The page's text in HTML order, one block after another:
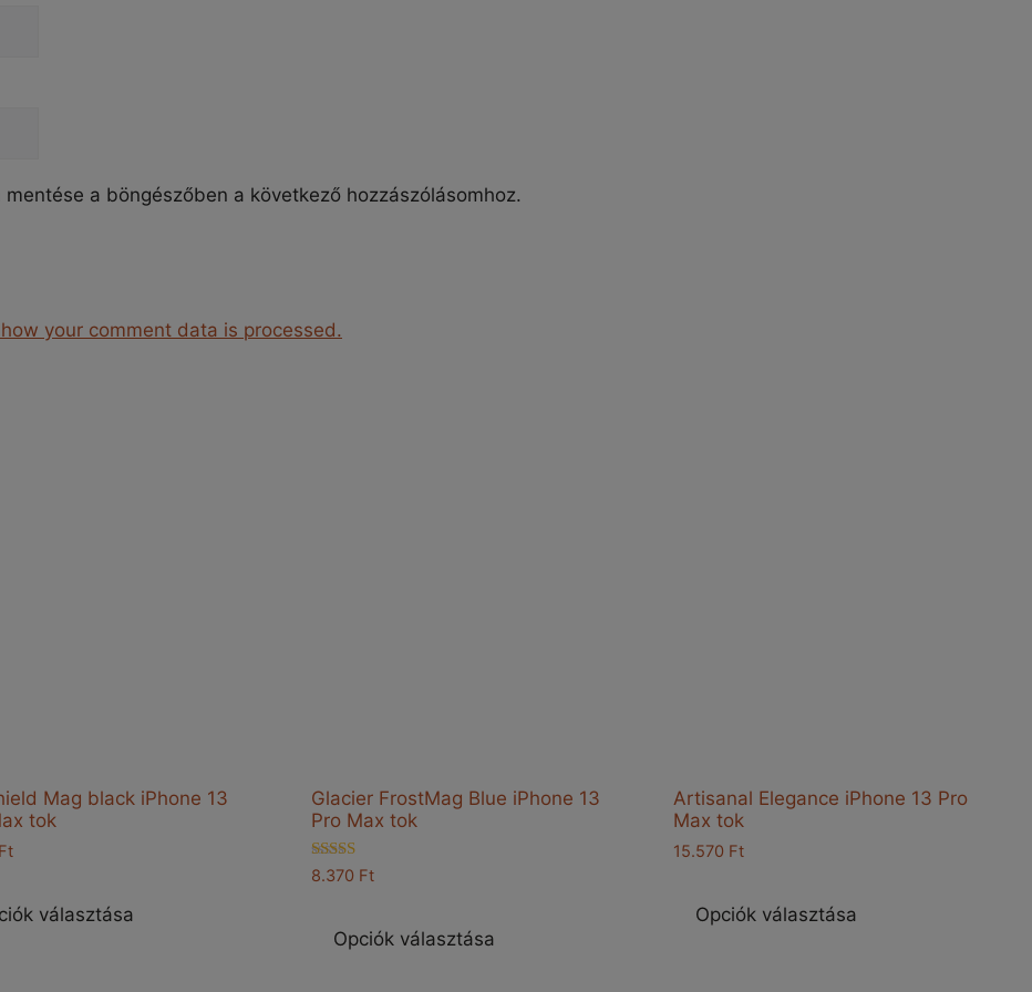
a böngészőben a következő hozzászólásomhoz.
your comment data is processed.
Mag black iPhone 13
tok
Ft
választása
Glacier FrostMag Blue iPhone 13
Pro Max tok
Értékelés:
8.370 Ft
Opciók választása
Artisanal Elegance iPhone 13 Pro
Max tok
15.570 Ft
Opciók választása